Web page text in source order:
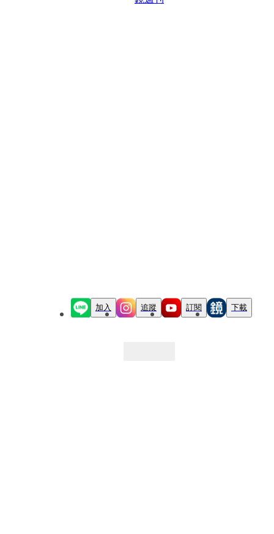
加入 追蹤 訂閱 下載